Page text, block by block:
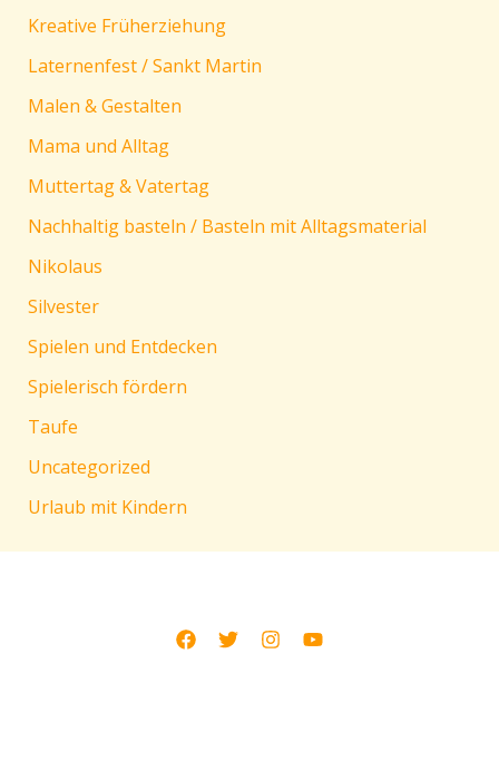
Kreative Früherziehung
Laternenfest / Sankt Martin
Malen & Gestalten
Mama und Alltag
Muttertag & Vatertag
Nachhaltig basteln / Basteln mit Alltagsmaterial
Nikolaus
Silvester
Spielen und Entdecken
Spielerisch fördern
Taufe
Uncategorized
Urlaub mit Kindern